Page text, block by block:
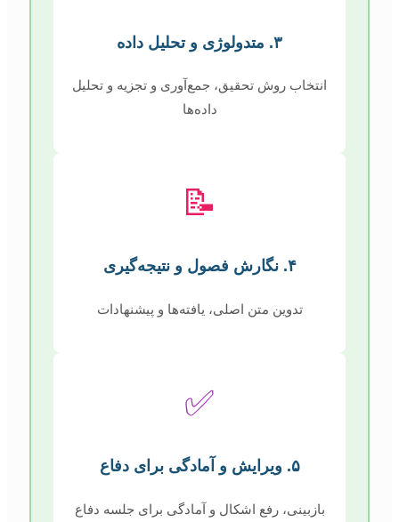
۳. متدولوژی و تحلیل داده
انتخاب روش تحقیق، جمع‌آوری و تجزیه و تحلیل
داده‌ها
📝
۴. نگارش فصول و نتیجه‌گیری
تدوین متن اصلی، یافته‌ها و پیشنهادات
✅
۵. ویرایش و آمادگی برای دفاع
بازبینی، رفع اشکال و آمادگی برای جلسه دفاع